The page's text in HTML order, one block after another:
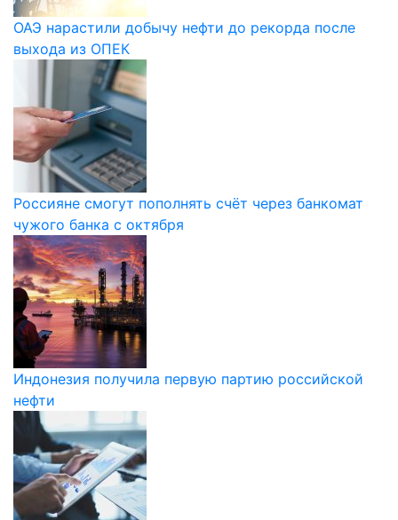
ОАЭ нарастили добычу нефти до рекорда после
выхода из ОПЕК
Россияне смогут пополнять счёт через банкомат
чужого банка с октября
Индонезия получила первую партию российской
нефти